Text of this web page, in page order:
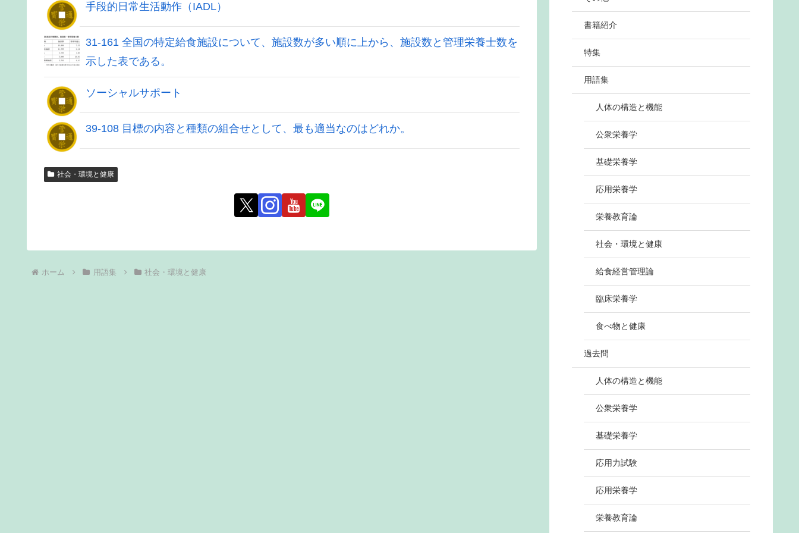
手段的日常生活動作（IADL）
31-161 全国の特定給食施設について、施設数が多い順に上から、施設数と管理栄養士数を
示した表である。
ソーシャルサポート
39-108 目標の内容と種類の組合せとして、最も適当なのはどれか。
社会・環境と健康
ホーム 用語集 社会・環境と健康
書籍紹介
特集
用語集
人体の構造と機能
公衆栄養学
基礎栄養学
応用栄養学
栄養教育論
社会・環境と健康
給食経営管理論
臨床栄養学
食べ物と健康
過去問
人体の構造と機能
公衆栄養学
基礎栄養学
応用力試験
応用栄養学
栄養教育論